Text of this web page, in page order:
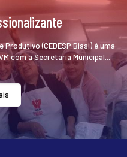
(CEDESP Biasi) é uma
com a Secretaria Municipal...